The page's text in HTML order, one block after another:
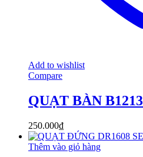
Add to wishlist
Compare
QUẠT BÀN
250.000₫
Thêm vào giỏ hàng